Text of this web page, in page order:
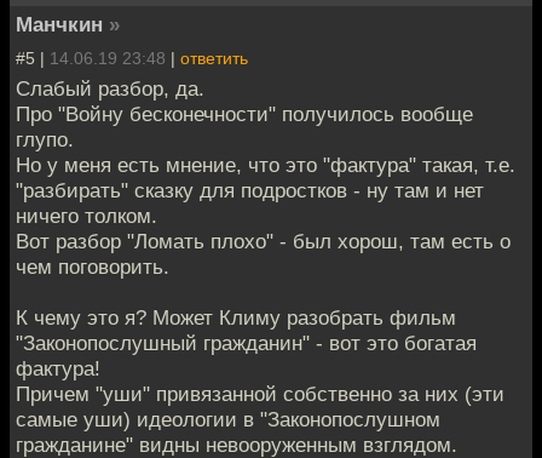
Манчкин »
#5 | 14.06.19 23:48 | ответить
Слабый разбор, да.
Про "Войну бесконечности" получилось вообще
глупо.
Но у меня есть мнение, что это "фактура" такая, т.е.
"разбирать" сказку для подростков - ну там и нет
ничего толком.
Вот разбор "Ломать плохо" - был хорош, там есть о
чем поговорить.
К чему это я? Может Климу разобрать фильм
"Законопослушный гражданин" - вот это богатая
фактура!
Причем "уши" привязанной собственно за них (эти
самые уши) идеологии в "Законопослушном
гражданине" видны невооруженным взглядом.